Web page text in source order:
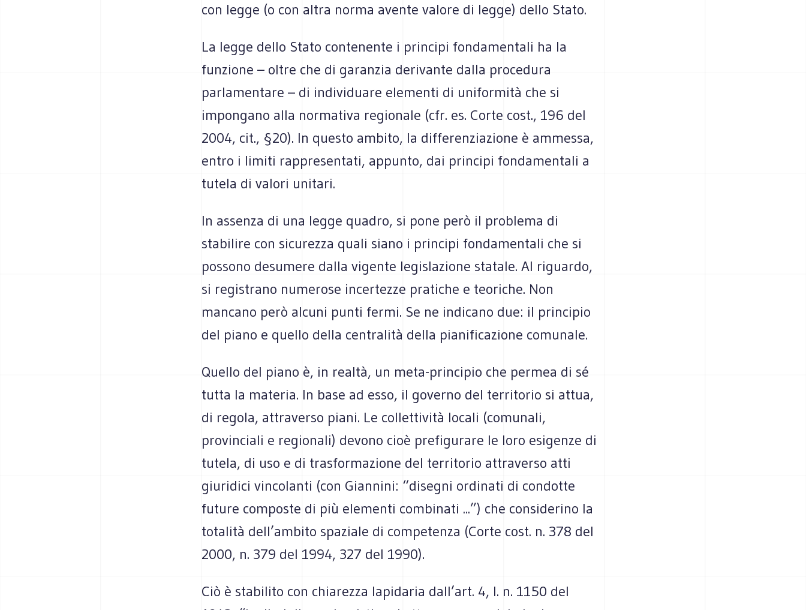
con legge (o con altra norma avente valore di legge) dello Stato.
La legge dello Stato contenente i principi fondamentali ha la
funzione – oltre che di garanzia derivante dalla procedura
parlamentare – di individuare elementi di uniformità che si
impongano alla normativa regionale (cfr. es. Corte cost., 196 del
2004, cit., §20). In questo ambito, la differenziazione è ammessa,
entro i limiti rappresentati, appunto, dai principi fondamentali a
tutela di valori unitari.
In assenza di una legge quadro, si pone però il problema di
stabilire con sicurezza quali siano i principi fondamentali che si
possono desumere dalla vigente legislazione statale. Al riguardo,
si registrano numerose incertezze pratiche e teoriche. Non
mancano però alcuni punti fermi. Se ne indicano due: il principio
del piano e quello della centralità della pianificazione comunale.
Quello del piano è, in realtà, un meta-principio che permea di sé
tutta la materia. In base ad esso, il governo del territorio si attua,
di regola, attraverso piani. Le collettività locali (comunali,
provinciali e regionali) devono cioè prefigurare le loro esigenze di
tutela, di uso e di trasformazione del territorio attraverso atti
giuridici vincolanti (con Giannini: “disegni ordinati di condotte
future composte di più elementi combinati ...”) che considerino la
totalità dell’ambito spaziale di competenza (Corte cost. n. 378 del
2000, n. 379 del 1994, 327 del 1990).
Ciò è stabilito con chiarezza lapidaria dall’art. 4, l. n. 1150 del